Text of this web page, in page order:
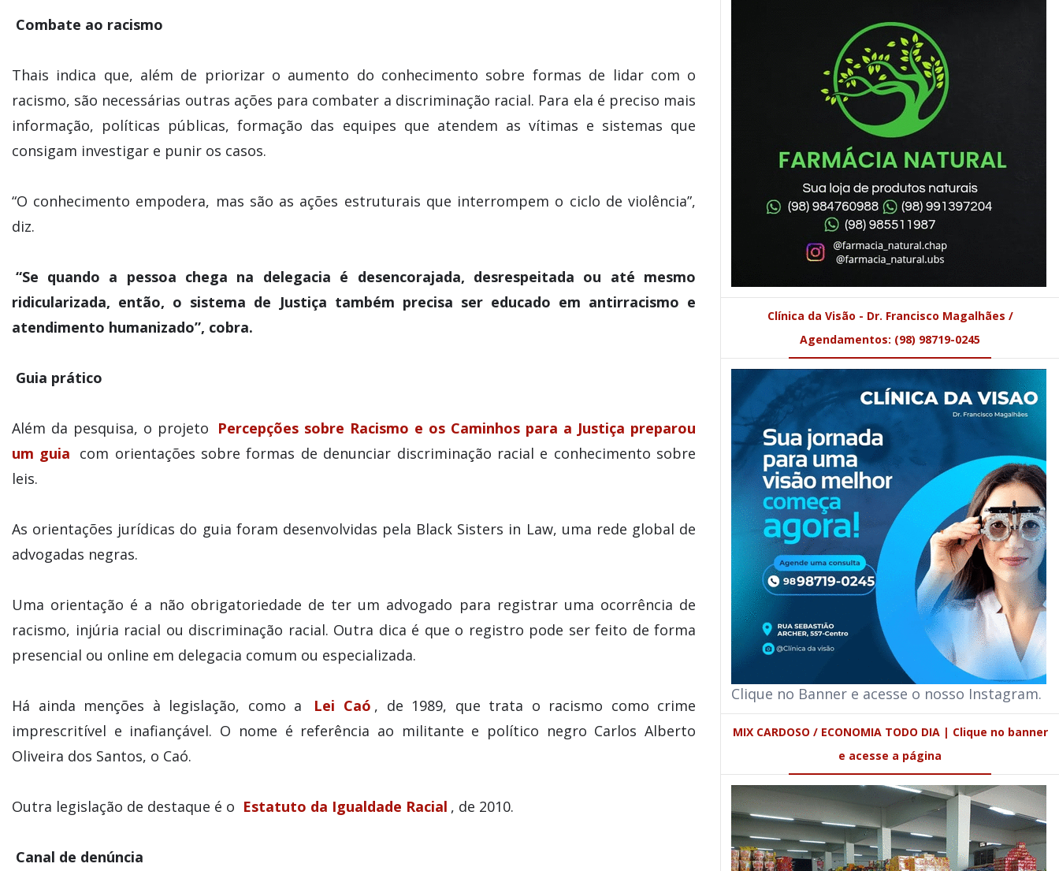
Combate ao racismo
Thais indica que, além de priorizar o aumento do conhecimento sobre formas de lidar com o
racismo, são necessárias outras ações para combater a discriminação racial. Para ela é preciso mais
informação, políticas públicas, formação das equipes que atendem as vítimas e sistemas que
consigam investigar e punir os casos.
“O conhecimento empodera, mas são as ações estruturais que interrompem o ciclo de violência”,
diz.
“Se quando a pessoa chega na delegacia é desencorajada, desrespeitada ou até mesmo
ridicularizada, então, o sistema de Justiça também precisa ser educado em antirracismo e
atendimento humanizado”, cobra.
Guia prático
Além da pesquisa, o projeto Percepções sobre Racismo e os Caminhos para a Justiça preparou
um guia com orientações sobre formas de denunciar discriminação racial e conhecimento sobre
leis.
As orientações jurídicas do guia foram desenvolvidas pela Black Sisters in Law, uma rede global de
advogadas negras.
Uma orientação é a não obrigatoriedade de ter um advogado para registrar uma ocorrência de
racismo, injúria racial ou discriminação racial. Outra dica é que o registro pode ser feito de forma
presencial ou online em delegacia comum ou especializada.
Há ainda menções à legislação, como a Lei Caó , de 1989, que trata o racismo como crime
imprescritível e inafiançável. O nome é referência ao militante e político negro Carlos Alberto
Oliveira dos Santos, o Caó.
Outra legislação de destaque é o Estatuto da Igualdade Racial , de 2010.
Canal de denúncia
Clínica da Visão - Dr. Francisco Magalhães /
Agendamentos: (98) 98719-0245
Clique no Banner e acesse o nosso Instagram.
MIX CARDOSO / ECONOMIA TODO DIA | Clique no banner
e acesse a página